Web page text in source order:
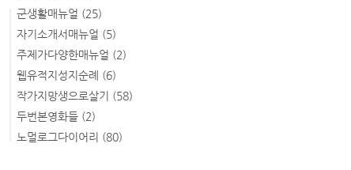
군생활매뉴얼 (25)
자기소개서매뉴얼 (5)
주제가다양한매뉴얼 (2)
웹유적지성지순례 (6)
작가지망생으로살기 (58)
두번본영화들 (2)
노멀로그다이어리 (80)